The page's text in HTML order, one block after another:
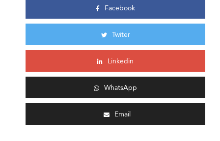
Facebook
Twiter
Linkedin
WhatsApp
Email